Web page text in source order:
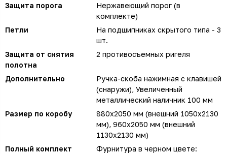
Защита порога
Нержавеющий порог (в
комплекте)
Петли
На подшипниках скрытого типа - 3
шт.
Защита от снятия
полотна
2 противосъемных ригеля
Дополнительно
Ручка-скоба нажимная с клавишей
(снаружи), Увеличенный
металлический наличник 100 мм
Размер по коробу
880х2050 мм (внешний 1050х2130
мм), 960х2050 мм (внешний
1130х2130 мм)
Полный комплект
Фурнитура в черном цвете: